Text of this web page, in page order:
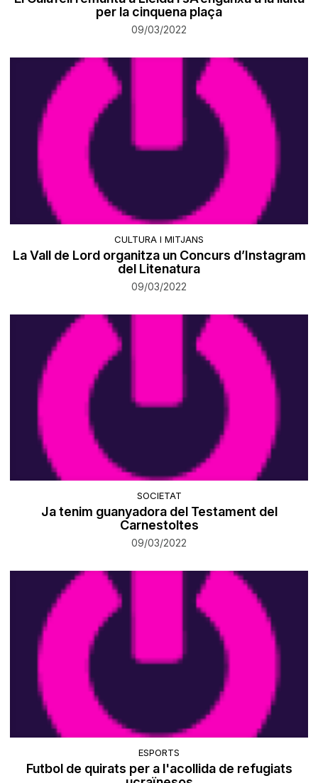
per la cinquena plaça
09/03/2022
CULTURA I MITJANS
​La Vall de Lord organitza un Concurs d’Instagram
del Litenatura
09/03/2022
SOCIETAT
​Ja tenim guanyadora del Testament del
Carnestoltes
09/03/2022
ESPORTS
Futbol de quirats per a l'acollida de refugiats